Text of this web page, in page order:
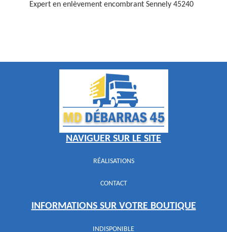
Expert en enlèvement encombrant Sennely 45240
NAVIGUER SUR LE SITE
RÉALISATIONS
CONTACT
INFORMATIONS SUR VOTRE BOUTIQUE
INDISPONIBLE